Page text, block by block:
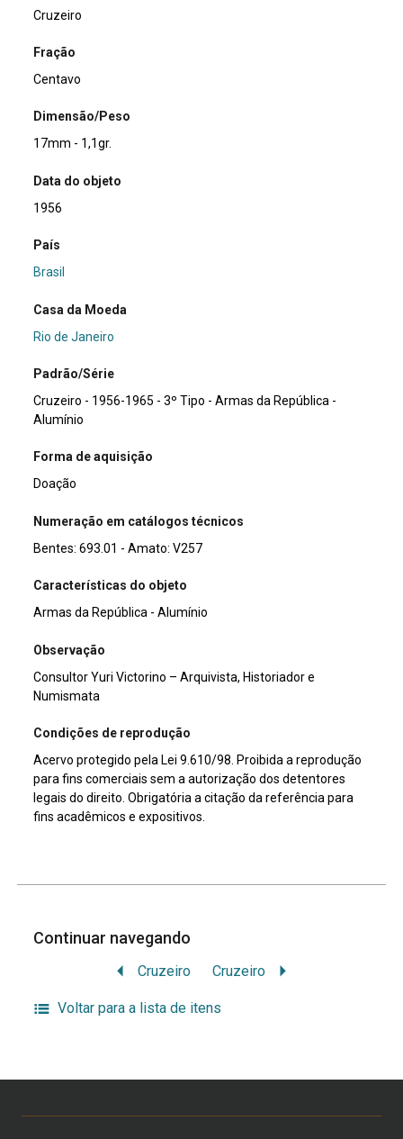
Cruzeiro
Fração
Centavo
Dimensão/Peso
17mm - 1,1gr.
Data do objeto
1956
País
Brasil
Casa da Moeda
Rio de Janeiro
Padrão/Série
Cruzeiro - 1956-1965 - 3º Tipo - Armas da República -
Alumínio
Forma de aquisição
Doação
Numeração em catálogos técnicos
Bentes: 693.01 - Amato: V257
Características do objeto
Armas da República - Alumínio
Observação
Consultor Yuri Victorino – Arquivista, Historiador e
Numismata
Condições de reprodução
Acervo protegido pela Lei 9.610/98. Proibida a reprodução
para fins comerciais sem a autorização dos detentores
legais do direito. Obrigatória a citação da referência para
fins acadêmicos e expositivos.
Continuar navegando
Cruzeiro Cruzeiro
Voltar para a lista de itens